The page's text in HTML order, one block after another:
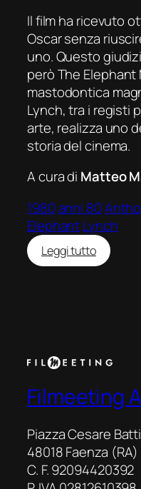
Il film ha ricevuto
Oscar senza
uno. Questo
peròThe Elephant
mastodontica
Lynch, tra i registi
arte, realizza uno
storia del cinema.
A cura di Matteo
1980anni 80
ElephantLynch
Leggi tutto:
The
Filmeeting
Piazza Cesare
48018 Faenza (RA)
C. F. 92094420392